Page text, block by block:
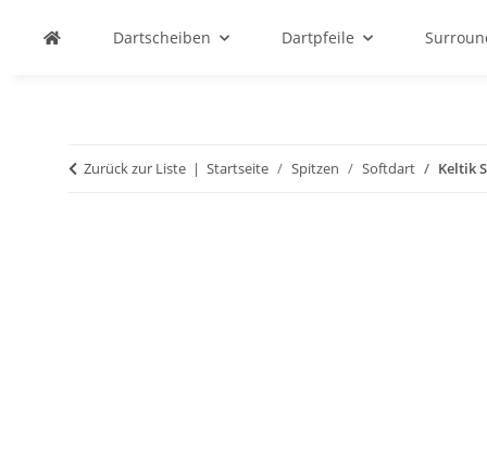
Dartscheiben Dartpfeile
Zurück zur Liste Startseite Spitzen Softdart Keltik